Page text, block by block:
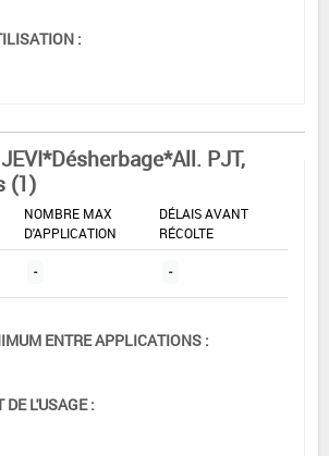
:
JEVI*Désherbage*All. PJT,
(1)
NOMBRE MAX
D'APPLICATION
DÉLAIS AVANT
RÉCOLTE
- -
ENTRE APPLICATIONS :
DE L'USAGE :